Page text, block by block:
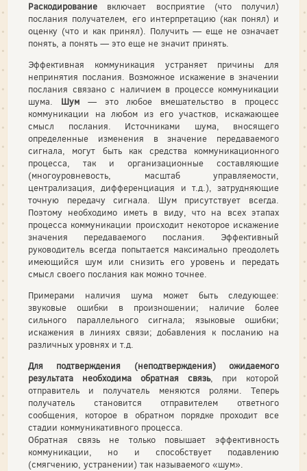
Раскодирование включает восприятие (что получил)
послания получателем, его интерпретацию (как понял) и
оценку (что и как принял). Получить — еще не означает
понять, а понять — это еще не значит принять.
Эффективная коммуникация устраняет причины для
непринятия послания. Возможное искажение в значении
послания связано с наличием в процессе коммуникации
шума. Шум— это любое вмешательство в процесс
коммуникации на любом из его участков, искажающее
смысл послания. Источниками шума, вносящего
определенные изменения в значение передаваемого
сигнала, могут быть как средства коммуникационного
процесса, так и организационные составляющие
(многоуровневость, масштаб управляемости,
централизация, дифференциация и т.д.), затрудняющие
точную передачу сигнала. Шум присутствует всегда.
Поэтому необходимо иметь в виду, что на всех этапах
процесса коммуникации происходит некоторое искажение
значения передаваемого послания. Эффективный
руководитель всегда попытается максимально преодолеть
имеющийся шум или снизить его уровень и передать
смысл своего послания как можно точнее.
Примерами наличия шума может быть следующее:
звуковые ошибки в произношении; наличие более
сильного параллельного сигнала; языковые ошибки;
искажения в линиях связи; добавления к посланию на
различных уровнях и т.д.
Для подтверждения (неподтверждения) ожидаемого
результата необходима обратная связь, при которой
отправитель и получатель меняются ролями. Теперь
получатель становится отправителем ответного
сообщения, которое в обратном порядке проходит все
стадии коммуникативного процесса.
Обратная связь не только повышает эффективность
коммуникации, но и способствует подавлению
(смягчению, устранении) так называемого «шум».